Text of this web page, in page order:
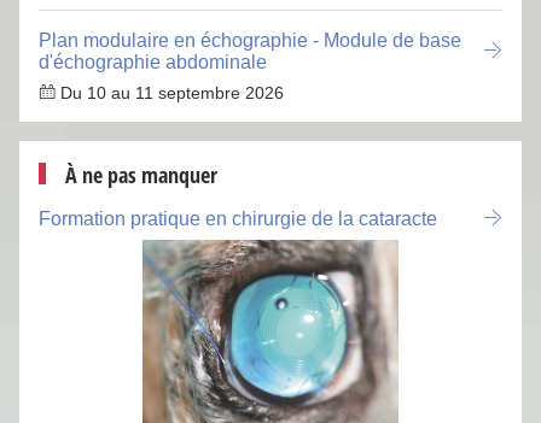
Plan modulaire en échographie - Module de base
d'échographie abdominale
Du 10 au 11 septembre 2026
À ne pas manquer
Formation pratique en chirurgie de la cataracte